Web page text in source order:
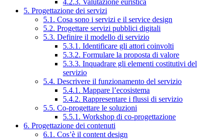
4.2.3. Valutazione euristica
5. Progettazione dei servizi
5.1. Cosa sono i servizi e il service design
5.2. Progettare servizi pubblici digitali
5.3. Definire il modello di servizio
5.3.1. Identificare gli attori coinvolti
5.3.2. Formulare la proposta di valore
5.3.3. Inquadrare gli elementi costitutivi del
servizio
5.4. Descrivere il funzionamento del servizio
5.4.1. Mappare l’ecosistema
5.4.2. Rappresentare i flussi di servizio
5.5. Co-progettare le soluzioni
5.5.1. Workshop di co-progettazione
6. Progettazione dei contenuti
6.1. Cos’è il content design